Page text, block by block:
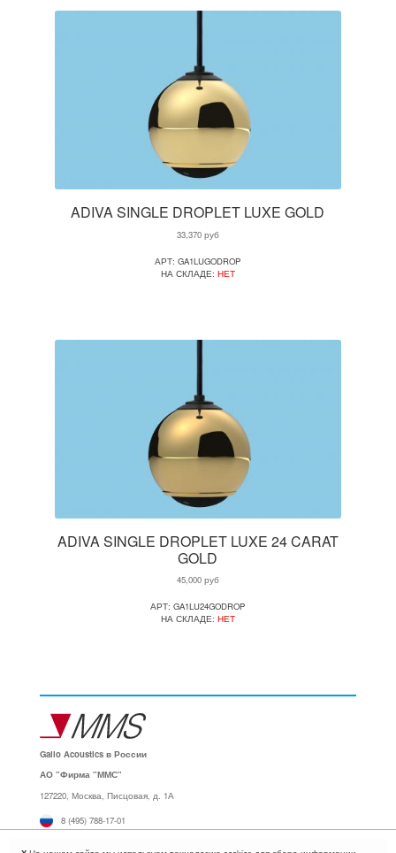
ADIVA SINGLE DROPLET LUXE GOLD
33,370руб
АРТ: GA1LUGODROP
НА СКЛАДЕ: НЕТ
ADIVA SINGLE DROPLET LUXE 24 CARAT
GOLD
45,000руб
АРТ: GA1LU24GODROP
НА СКЛАДЕ: НЕТ
Gallo Acoustics в России
АО "Фирма "ММС"
127220, Москва, Писцовая, д. 1А
8 (495) 788-17-01